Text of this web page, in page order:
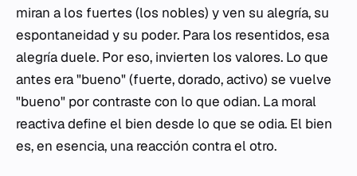
miran a los fuertes (los nobles) y ven su alegría, su
espontaneidad y su poder. Para los resentidos, esa
alegría duele. Por eso, invierten los valores. Lo que
antes era "bueno" (fuerte, dorado, activo) se vuelve
"bueno" por contraste con lo que odian. La moral
reactiva define el bien desde lo que se odia. El bien
es, en esencia, una reacción contra el otro.